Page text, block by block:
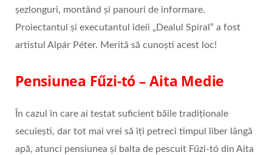
şezlonguri, montând și panouri de informare.
Proiectantul şi executantul ideii „Dealul Spiral” a fost
artistul Alpár Péter. Merită să cunoști acest loc!
Pensiunea Fűzi-tó – Aita Medie
În cazul în care ai testat suficient băile tradiționale
secuiești, dar tot mai vrei să îți petreci timpul liber lângă
apă, atunci pensiunea și balta de pescuit Fűzi-tó din Aita